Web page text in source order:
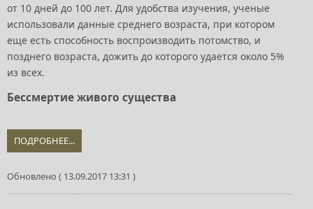
от 10 дней до 100 лет. Для удобства изучения, ученые
использовали данные среднего возраста, при котором
еще есть способность воспроизводить потомство, и
позднего возраста, дожить до которого удается около 5%
из всех.
Бессмертие живого существа
ПОДРОБНЕЕ...
Обновлено ( 13.09.2017 13:31 )